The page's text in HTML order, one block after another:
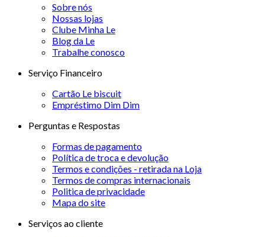
Sobre nós
Nossas lojas
Clube Minha Le
Blog da Le
Trabalhe conosco
Serviço Financeiro
Cartão Le biscuit
Empréstimo Dim Dim
Perguntas e Respostas
Formas de pagamento
Política de troca e devolução
Termos e condições - retirada na Loja
Termos de compras internacionais
Politica de privacidade
Mapa do site
Serviços ao cliente